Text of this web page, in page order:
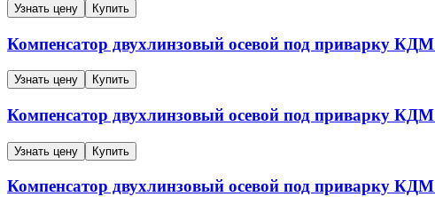
Узнать цену Купить
Компенсатор двухлинзовый осевой под приварку КДМ
Узнать цену Купить
Компенсатор двухлинзовый осевой под приварку КДМ
Узнать цену Купить
Компенсатор двухлинзовый осевой под приварку КДМ